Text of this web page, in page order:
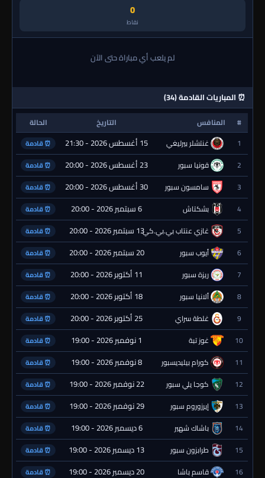
0
نقاط
لم يلعب أي مباراة حتى الآن
⏰ المباريات القادمة (34)
# المنافس التاريخ
الحالة
1
غنتشلر بيرليغي 15 أغسطس 2026 - 21:30 ⏰ قادمة
2 قونيا سبور 23 أغسطس 2026 - 20:00 ⏰ قادمة
3 سامسون سبور 30 أغسطس 2026 - 20:00 ⏰ قادمة
4 بشكتاش 6 سبتمبر 2026 - 20:00 ⏰ قادمة
5 غازي عنتاب بي.بي.كي.13 سبتمبر 2026 - 20:00 ⏰ قادمة
6 أيوب سبور 20 سبتمبر 2026 - 20:00 ⏰ قادمة
7 ريزة سبور 11 أكتوبر 2026 - 20:00 ⏰ قادمة
8 ألانيا سبور 18 أكتوبر 2026 - 20:00 ⏰ قادمة
9 غلطة سراي 25 أكتوبر 2026 - 20:00 ⏰ قادمة
10 غوز تبة 1 نوفمبر 2026 - 19:00 ⏰ قادمة
11 كورام بيليديسبور 8 نوفمبر 2026 - 19:00 ⏰ قادمة
12 كوجا يلي سبور 22 نوفمبر 2026 - 19:00 ⏰ قادمة
13 إيرزوروم سبور 29 نوفمبر 2026 - 19:00 ⏰ قادمة
14 باشاك شهير 6 ديسمبر 2026 - 19:00 ⏰ قادمة
15 طرابزون سبور 13 ديسمبر 2026 - 19:00 ⏰ قادمة
16 قاسم باشا 20 ديسمبر 2026 - 19:00 ⏰ قادمة